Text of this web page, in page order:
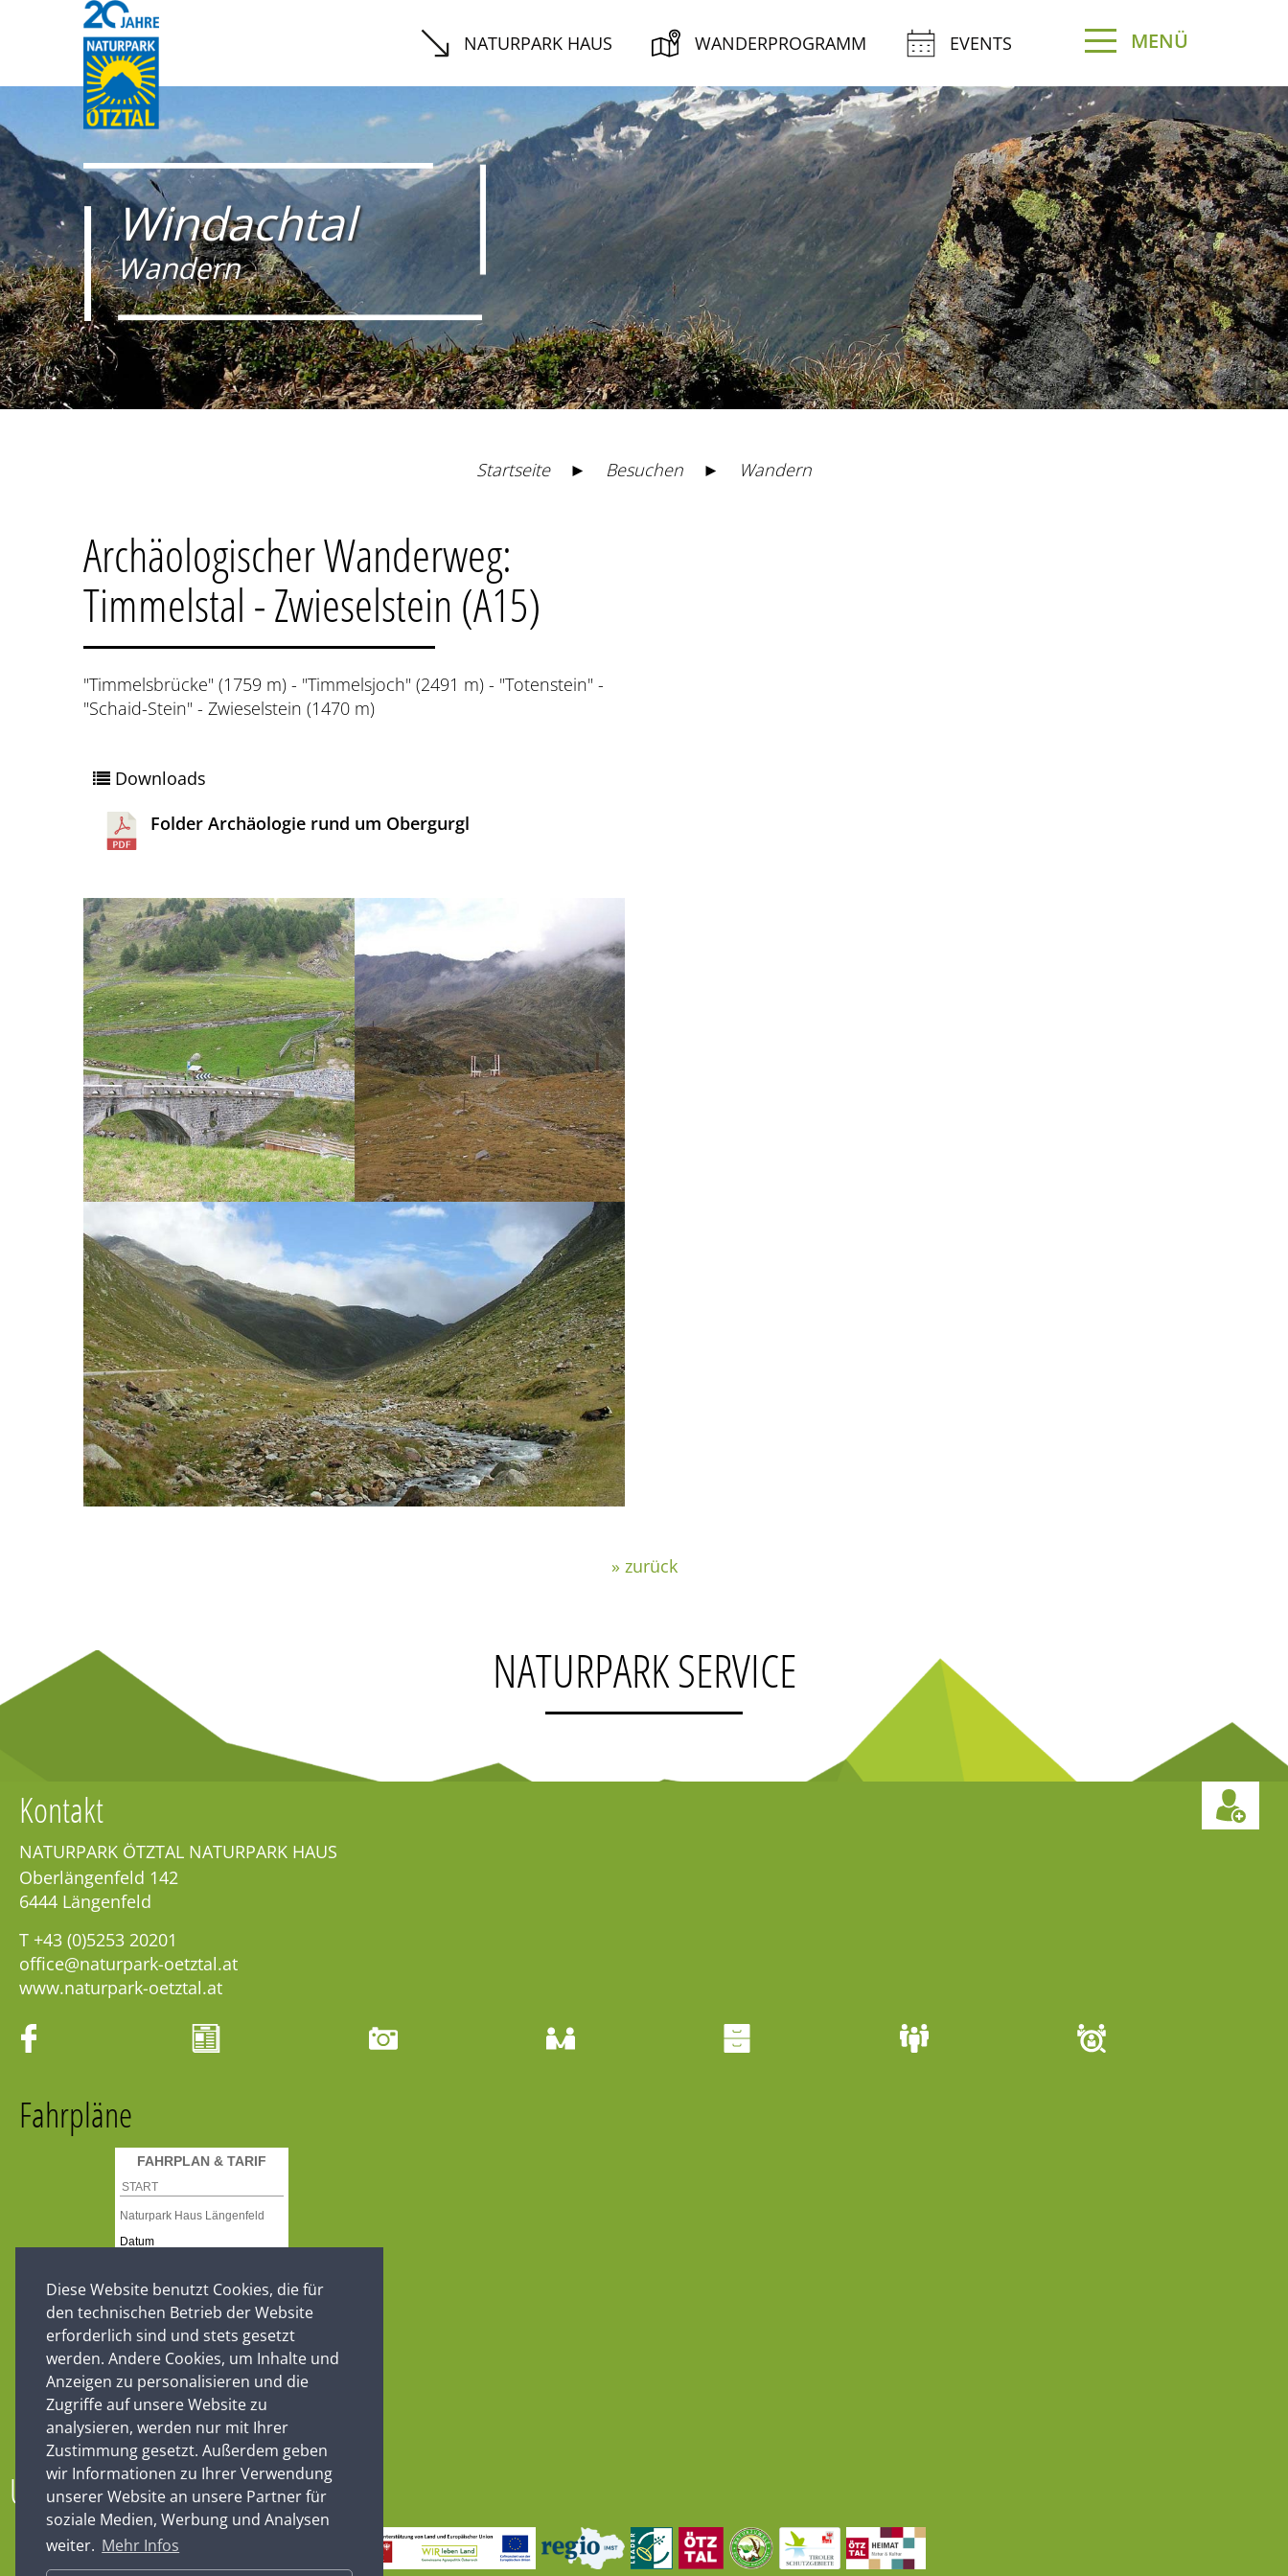
Diese Website benutzt Cookies, die für
den technischen Betrieb der Website
erforderlich sind und stets gesetzt
werden. Andere Cookies, um Inhalte und
Anzeigen zu personalisieren und die
Zugriffe auf unsere Website zu
analysieren, werden nur mit Ihrer
Zustimmung gesetzt. Außerdem geben
wir Informationen zu Ihrer Verwendung
unserer Website an unsere Partner für
soziale Medien, Werbung und Analysen
weiter. Mehr Infos
NATURPARK HAUS WANDERPROGRAMM EVENTS MENÜ
Windachtal
Wandern
Startseite ► Besuchen ► Wandern
Archäologischer Wanderweg:
Timmelstal - Zwieselstein (A15)
"Timmelsbrücke" (1759 m) - "Timmelsjoch" (2491 m) - "Totenstein" -
"Schaid-Stein" - Zwieselstein (1470 m)
Downloads
Folder Archäologie rund um Obergurgl
» zurück
NATURPARK SERVICE
Kontakt
NATURPARK ÖTZTAL NATURPARK HAUS
Oberlängenfeld 142
6444 Längenfeld
T +43 (0)5253 20201
office@naturpark-oetztal.at
www.naturpark-oetztal.at
Fahrpläne
Unsere Partner